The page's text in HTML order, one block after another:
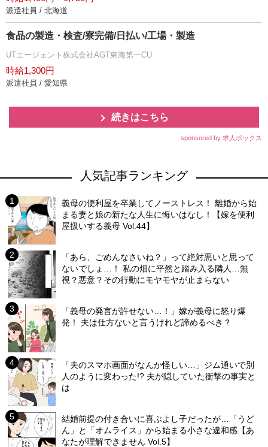
派遣社員 / 北海道
食品の製造・検査/寮完備/日払い/工場・製造
UTエージェント株式会社AGT東海第一CU
時給1,300円
派遣社員 / 愛知県
続きはこちら
sponsored by 求人ボックス
人気記事ランキング
義母の便利屋を卒業してノーストレス！ 離婚から始
まる妻と娘の新たな人生に悔いはなし！【嫁を便利
屋扱いする義母 Vol.44】
「あら、ごめんなさいね？」って絶対悪いと思って
ないでしょ…！ 私の畑に平然と踏み入る隣人…無
視？悪意？その行動にモヤモヤが止まらない
「義母の発言が許せない…！」嫁が義母に怒り爆
発！ 夫は仕方ないと言うけれど諦めるべき？
「夫のスマホ画面がなんか怪しい…」ジム通いで別
人のように変わった!? 夫が隠していた衝撃の事実と
は
結婚前提の付き合いに喜ぶよし子だったが…「うど
ん」と「オムライス」から始まる小さな違和感【あ
なたが理解できません Vol.5】